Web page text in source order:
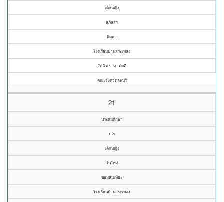
เด็กหญิง
สุภัสสร
พิมพา
โรงเรียนบ้านสระเพลง
วัดหัวเขาสามัคคี
คณะจังหวัดลพบุรี
21
ประถมศึกษา
ป.๕
เด็กหญิง
วันใหม่
ขอมสันเทียะ
โรงเรียนบ้านสระเพลง